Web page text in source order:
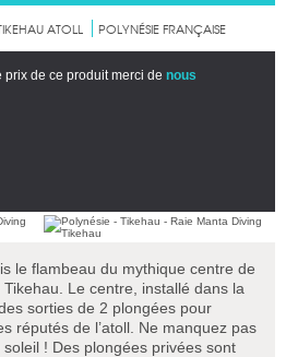
ATOLL POLYNÉSIE FRANÇAISE
de ce produit merci de nous
le flambeau du mythique centre de
Le centre, installé dans la
sorties de 2 plongées pour
réputés de l’atoll. Ne manquez pas
! Des plongées privées sont